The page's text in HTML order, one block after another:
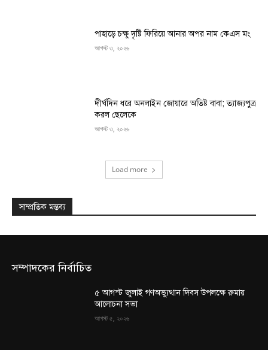
পাহাড়ে চক্ষু দৃষ্টি ফিরিয়ে আনার অপর নাম কেএস মং
আগস্ট ৩, ২০২৬
দীর্ঘদিন ধরে অনলাইন জোয়ারে অতিষ্ট বাবা; ত্যাজ্যপুত্র
করল ছেলেকে
আগস্ট ৩, ২০২৬
Load more
সাম্প্রতিক মন্তব্য
সম্পাদকের নির্বাচিত
৫ আগস্ট জুলাই গণঅভ্যুত্থান দিবস উপলক্ষে রুমায়
আলোচনা সভা
আগস্ট ৫, ২০২৬